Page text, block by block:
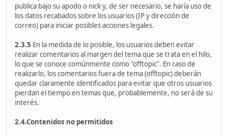
publica bajo su apodo o nick y, de ser necesario, se haría uso de
los datos recabados sobre los usuarios (IP y dirección de
correo) para iniciar posibles acciones legales.
2.3.5 En la medida de lo posible, los usuarios deben evitar
realizar comentarios al margen del tema que se trata en el hilo,
lo que se conoce comúnmente como "offtopic". En caso de
realizarlo, los comentarios fuera de tema (offtopic) deberán
quedar claramente identificados para evitar que otros usuarios
pierdan el tiempo en temas que, probablemente, no será de su
interés.
2.4.Contenidos no permitidos